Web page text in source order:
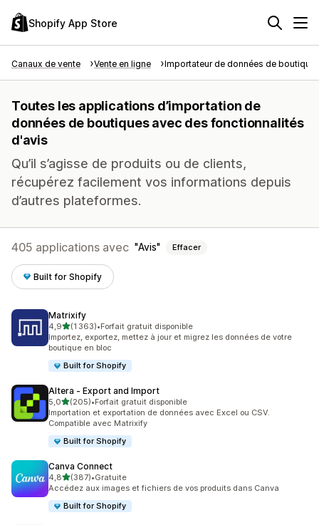
Shopify App Store
Canaux de vente Vente en ligne Importateur de données de boutique
Toutes les applications d’importation de
données de boutiques avec des fonctionnalités
d'avis
Qu’il s’agisse de produits ou de clients,
récupérez facilement vos informations depuis
d’autres plateformes.
405 applications avec Avis Effacer
Built for Shopify
Matrixify
4,9étoile(s) sur 5
(1 363)
1363 avis au total
•Forfait gratuit disponible
Importez, exportez, mettez à jour et migrez les données de votre
boutique en bloc
Built for Shopify
Altera ‑ Export and Import
5,0étoile(s) sur 5
(205)
205 avis au total
•Forfait gratuit disponible
Importation et exportation de données avec Excel ou CSV.
Compatible avec Matrixify
Built for Shopify
Canva Connect
4,8étoile(s) sur 5
(387)
387 avis au total
•Gratuite
Accédez aux images et fichiers de vos produits dans Canva
Built for Shopify